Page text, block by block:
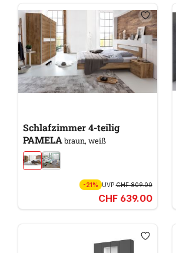
Schlafzimmer 4-teilig
PAMELAbraun, weiß
-21% UVPCHF 809.00
CHF 639.00